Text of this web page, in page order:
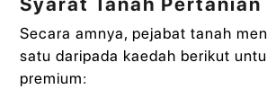
Secara amnya, pejabat tanah
satu daripada kaedah berikut
premium: